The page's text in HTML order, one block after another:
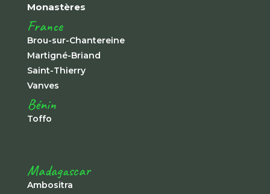
Monastères
France
Brou-sur-Chantereine
Martigné-Briand
Saint-Thierry
Vanves
Bénin
Toffo
Madagascar
Ambositra